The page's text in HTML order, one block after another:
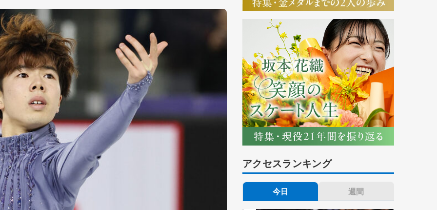
アクセスランキング
今日 週間